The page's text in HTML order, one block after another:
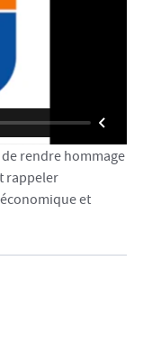
de rendre hommage
rappeler
et